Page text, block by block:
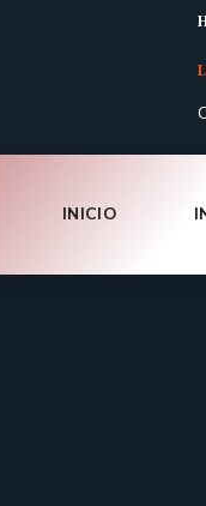
INICIO